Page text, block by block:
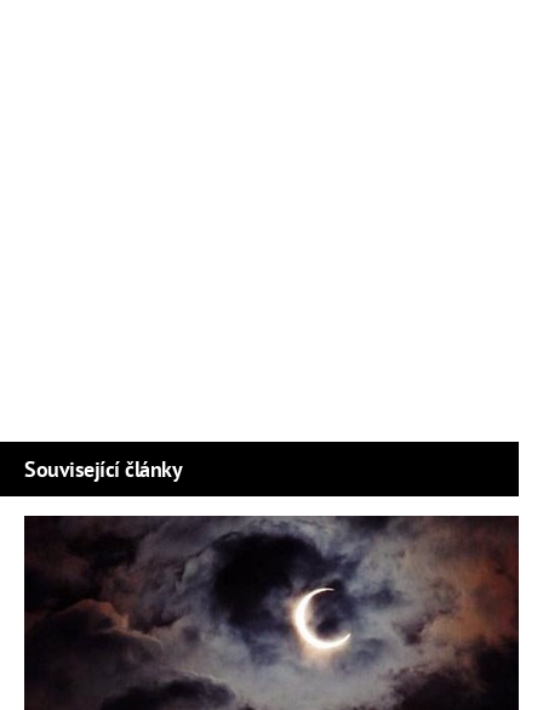
Související články